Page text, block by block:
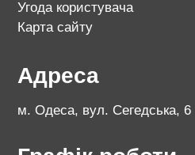
Угода користувача
Карта сайту
Адреса
м. Одеса, вул. Сегедська, 6